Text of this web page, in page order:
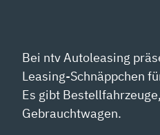
Bei ntv Autoleasing
Leasing-Schnäppchen
Es gibt
Gebrauchtwagen.